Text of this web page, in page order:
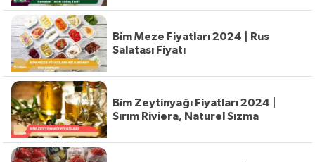
Bim Meze Fiyatları 2024 | Rus
Salatası Fiyatı
Bim Zeytinyağı Fiyatları 2024 |
Sırım Riviera, Naturel Sızma